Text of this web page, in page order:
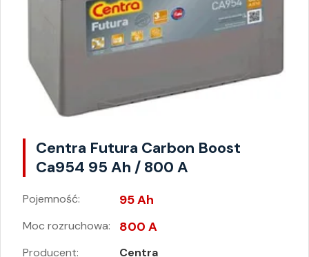
Centra Futura Carbon Boost
Ca954 95 Ah / 800 A
Pojemność: 95 Ah
Moc rozruchowa: 800 A
Producent: Centra